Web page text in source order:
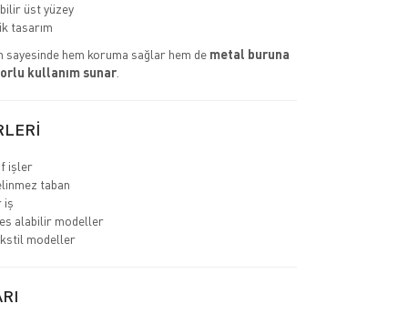
üst yüzey
tasarım
hem koruma sağlar hem de metal buruna
kullanım sunar.
işler
taban
iş
alabilir modeller
modeller